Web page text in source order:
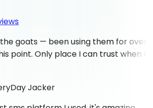
the goats — been using them for over
point. Only place I can trust when I
Jacker